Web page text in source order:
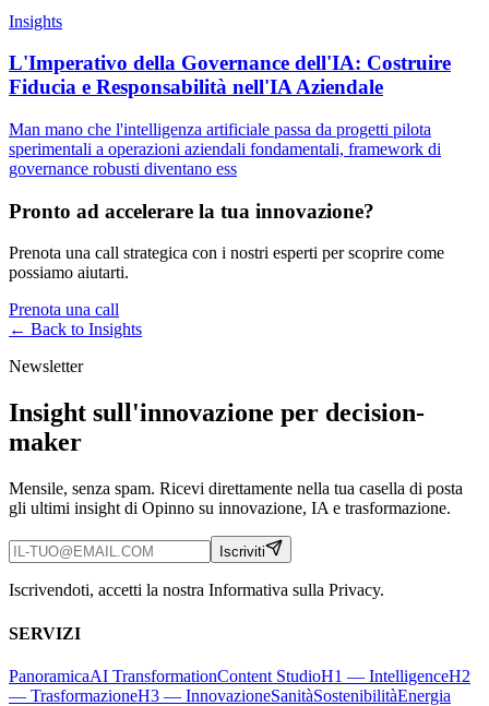
Insights
L'Imperativo della Governance dell'IA: Costruire
Fiducia e Responsabilità nell'IA Aziendale
Man mano che l'intelligenza artificiale passa da progetti pilota
sperimentali a operazioni aziendali fondamentali, framework di
governance robusti diventano ess
Pronto ad accelerare la tua innovazione?
Prenota una call strategica con i nostri esperti per scoprire come
possiamo aiutarti.
Prenota una call
← Back to Insights
Newsletter
Insight sull'innovazione per decision-
maker
Mensile, senza spam. Ricevi direttamente nella tua casella di posta
gli ultimi insight di Opinno su innovazione, IA e trasformazione.
Iscriviti
Iscrivendoti, accetti la nostra Informativa sulla Privacy.
SERVIZI
PanoramicaAI TransformationContent StudioH1 — IntelligenceH2
— TrasformazioneH3 — InnovazioneSanitàSostenibilitàEnergia